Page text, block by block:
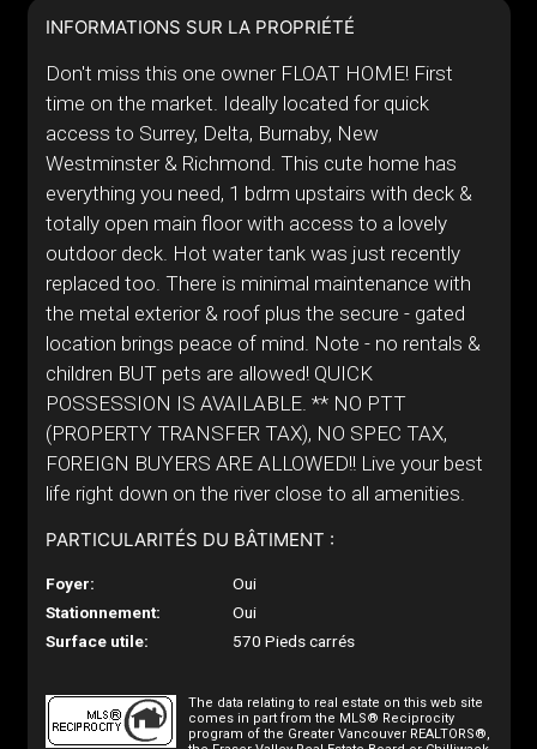
INFORMATIONS SUR LA PROPRIÉTÉ
Don't miss this one owner FLOAT HOME! First
time on the market. Ideally located for quick
access to Surrey, Delta, Burnaby, New
Westminster & Richmond. This cute home has
everything you need, 1 bdrm upstairs with deck &
totally open main floor with access to a lovely
outdoor deck. Hot water tank was just recently
replaced too. There is minimal maintenance with
the metal exterior & roof plus the secure - gated
location brings peace of mind. Note - no rentals &
children BUT pets are allowed! QUICK
POSSESSION IS AVAILABLE. ** NO PTT
(PROPERTY TRANSFER TAX), NO SPEC TAX,
FOREIGN BUYERS ARE ALLOWED!! Live your best
life right down on the river close to all amenities.
PARTICULARITÉS DU BÂTIMENT :
Foyer:
Oui
Stationnement:
Oui
Surface utile:
570 Pieds carrés
The data relating to real estate on this web site
comes in part from the MLS® Reciprocity
program of the Greater Vancouver REALTORS®,